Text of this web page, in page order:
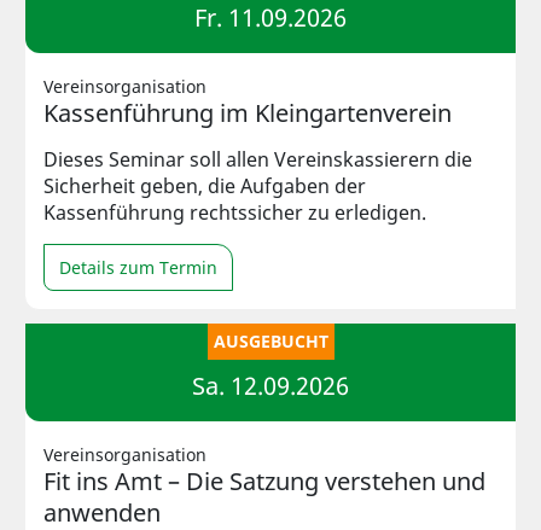
Fr. 11.09.2026
Vereinsorganisation
Kassenführung im Kleingartenverein
Dieses Seminar soll allen Vereinskassierern die
Sicherheit geben, die Aufgaben der
Kassenführung rechtssicher zu erledigen.
Details zum Termin
AUSGEBUCHT
Sa. 12.09.2026
Vereinsorganisation
Fit ins Amt – Die Satzung verstehen und
anwenden